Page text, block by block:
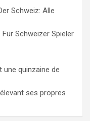
Schweiz: Alle
Schweizer Spieler
une quinzaine de
ses propres